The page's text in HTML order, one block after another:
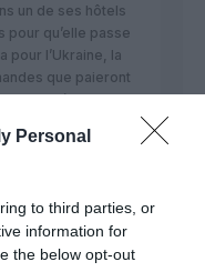
Personal
to third parties, or
information for
the below opt-out
un de ses hôtels
pour qu’elle passe
pour l’Ukraine, la
que paieront
Bien joué Donald!